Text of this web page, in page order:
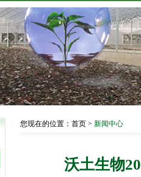
您现在的位置： 首页 > 新闻中心
沃土生物